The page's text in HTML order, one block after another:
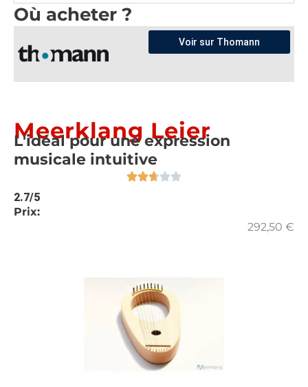
Où acheter ?
Voir sur Thomann
Meerklang Leier
L'idéal pour une expression
musicale intuitive
2.7/5
Prix:
292,50 €